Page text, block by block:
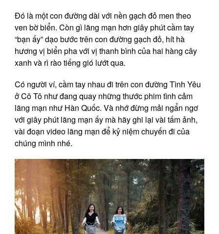
Đó là một con đường dài với nền gạch đỏ men theo
ven bờ biển. Còn gì lãng mạn hơn giây phút cầm tay
“bạn ấy” dạo bước trên con đường gạch đỏ, hít hà
hương vị biển pha với vị thanh bình của hai hàng cây
xanh và rì rào tiếng gió lướt qua.
Có người ví, cầm tay nhau đi trên con đường Tình Yêu
ở Cô Tô như đang quay những thước phim tình cảm
lãng mạn như Hàn Quốc. Và nhớ đừng mải ngẩn ngơ
với giây phút lãng mạn ấy mà hãy ghi lại vài tấm ảnh,
vài đoạn video lãng mạn để kỷ niệm chuyến đi của
chúng mình nhé.